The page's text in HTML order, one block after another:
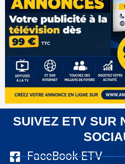
SUIVEZ ETV SUR
FaceBook ETV